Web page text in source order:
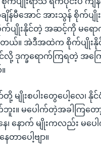
န်မီအောင် အားသွန် စိုက်ပျို
က်ပျိုးနိုင်တဲ့ အဆင့်ကို မရ
ါတယ်။ အဲဒီအထဲက စိုက်ပျို
လို့ ဒုက္ခရောက်ကြရတဲ့ အက
တို့ မျိုးစပါးတွေပေါ့လေ၊
ဘူး။ မပေါက်တဲ့အခါကြတ
နေ၊ နောက် မျိုးကလည်း မ
တာပေါ့ဗျာ။